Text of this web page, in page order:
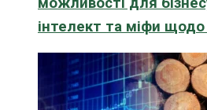
інтелект та міфи щодо